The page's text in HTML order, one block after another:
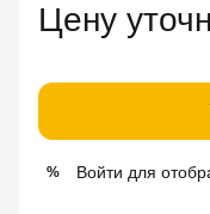
Цену
% Войти для